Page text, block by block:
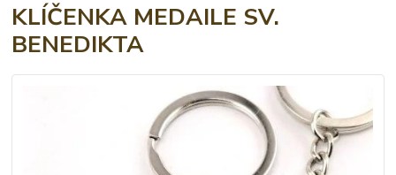
KLÍČENKA MEDAILE SV.
BENEDIKTA